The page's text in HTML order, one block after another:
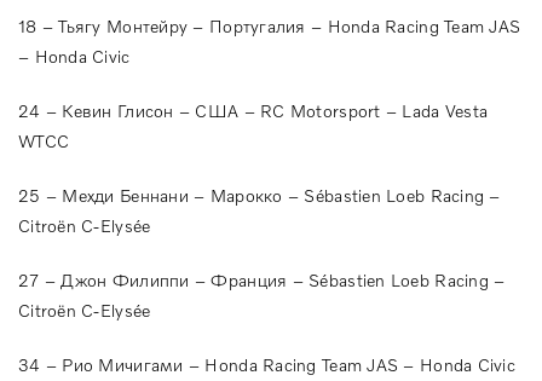
18 – Тьягу Монтейру – Португалия – Honda Racing Team JAS
– Honda Civic
24 – Кевин Глисон – США – RC Motorsport – Lada Vesta
WTCC
25 – Мехди Беннани – Марокко – Sébastien Loeb Racing –
Citroën C-Elysée
27 – Джон Филиппи – Франция – Sébastien Loeb Racing –
Citroën C-Elysée
34 – Рио Мичигами – Honda Racing Team JAS – Honda Civic